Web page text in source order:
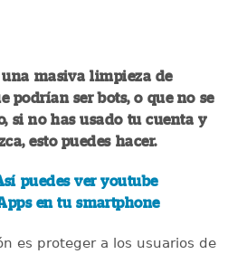
masiva limpieza de
podrían ser bots, o que no se
si no has usado tu cuenta y
esto puedes hacer.
puedes ver youtube
en tu smartphone
es proteger a los usuarios de